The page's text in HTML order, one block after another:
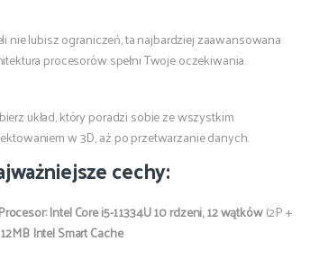
nie lubisz ograniczeń, ta najbardziej zaawansowana
procesorów spełni Twoje oczekiwania.
układ, który poradzi sobie ze wszystkim
w 3D, aż po przetwarzanie danych.
cechy:
Procesor:Intel Core i5-11334U 10 rdzeni, 12 wątków(2P +
12MB Intel Smart Cache